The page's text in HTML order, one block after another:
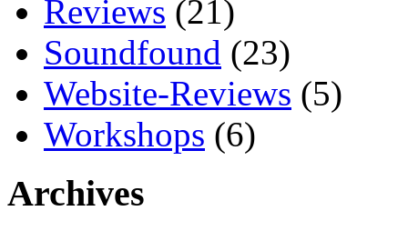
Reviews (21)
Soundfound (23)
Website-Reviews (5)
Workshops (6)
Archives